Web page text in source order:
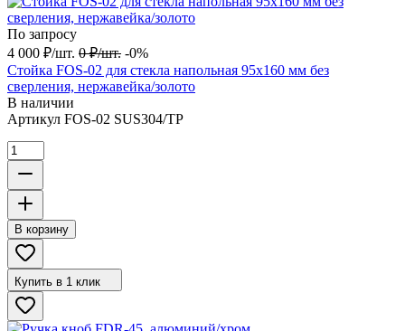
По запросу
4 000 ₽/шт. 0 ₽/шт. -0%
Стойка FOS-02 для стекла напольная 95х160 мм без
сверления, нержавейка/золото
В наличии
Артикул FOS-02 SUS304/TP
В корзину
Купить в 1 клик